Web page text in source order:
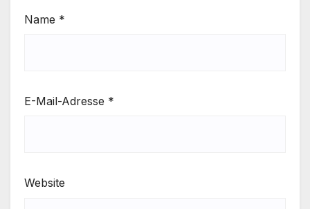
Name *
E-Mail-Adresse *
Website